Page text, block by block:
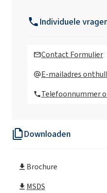
Downloaden
Brochure
MSDS
Rokopol® T
Rokopol®
Rokopol®
Individuele
Contact Formulier
E-mailadres
Telefoonnummer